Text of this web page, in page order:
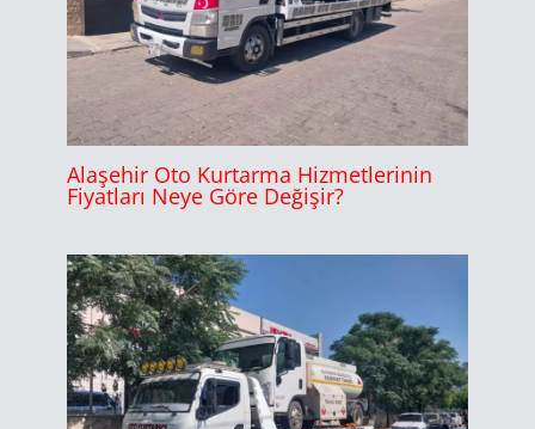
Alaşehir Oto Kurtarma Hizmetlerinin
Fiyatları Neye Göre Değişir?